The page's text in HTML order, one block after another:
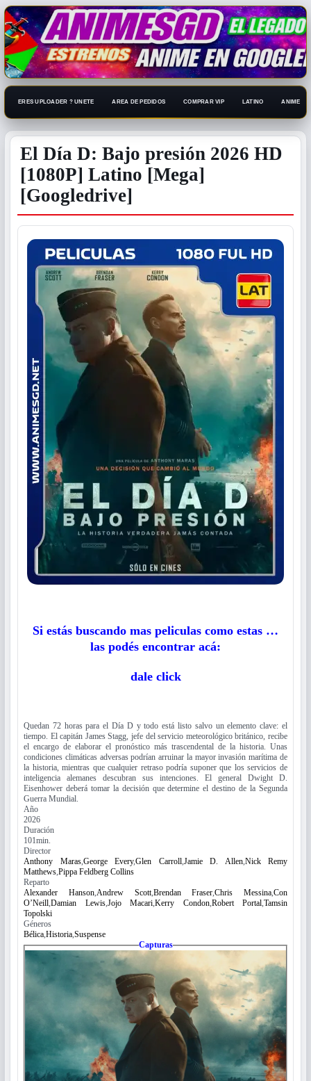
ERES UPLOADER ? UNETE AREA DE PEDIDOS COMPRAR VIP LATINO ANIME
El Día D: Bajo presión 2026 HD
[1080P] Latino [Mega]
[Googledrive]
Si estás buscando mas peliculas como estas …
las podés encontrar acá:
dale click
Quedan 72 horas para el Día D y todo está listo salvo un elemento clave: el
tiempo. El capitán James Stagg, jefe del servicio meteorológico británico, recibe
el encargo de elaborar el pronóstico más trascendental de la historia. Unas
condiciones climáticas adversas podrían arruinar la mayor invasión marítima de
la historia, mientras que cualquier retraso podría suponer que los servicios de
inteligencia alemanes descubran sus intenciones. El general Dwight D.
Eisenhower deberá tomar la decisión que determine el destino de la Segunda
Guerra Mundial.
Año
2026
Duración
101min.
Director
Anthony Maras,George Every,Glen Carroll,Jamie D. Allen,Nick Remy
Matthews,Pippa Feldberg Collins
Reparto
Alexander Hanson,Andrew Scott,Brendan Fraser,Chris Messina,Con
O’Neill,Damian Lewis,Jojo Macari,Kerry Condon,Robert Portal,Tamsin
Topolski
Géneros
Bélica,Historia,Suspense
Capturas